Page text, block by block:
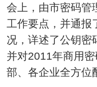
会上，由市密码管
工作要点，并通报
况，详述了公钥密
并对2011年商用
部、各企业全方位